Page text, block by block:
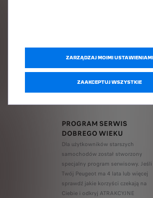
PROGRAM SERWIS
DOBREGO WIEKU
Dla użytkowników starszych
samochodów został stworzony
specjalny program serwisowy. Jeśli
Twój Peugeot ma 4 lata lub więcej
sprawdź jakie korzyści czekają na
Ciebie i odkryj ATRAKCYJNE
ZARZĄDZAJ MOIMI USTAWIENIAMI
ZAAKCEPTUJ WSZYSTKIE